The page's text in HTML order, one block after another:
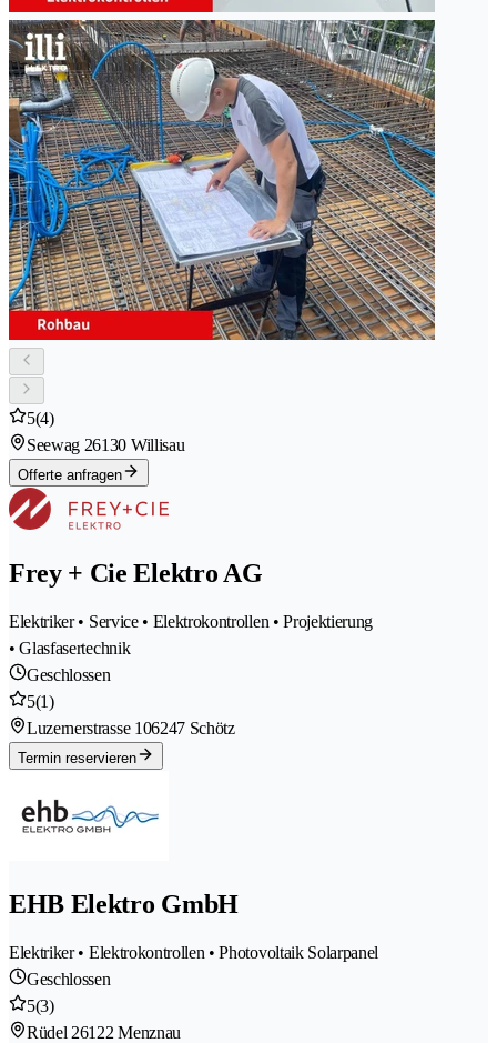
5(4)
Seewag 26130 Willisau
Offerte anfragen
Frey + Cie Elektro AG
Elektriker • Service • Elektrokontrollen • Projektierung
• Glasfasertechnik
Geschlossen
5(1)
Luzernerstrasse 106247 Schötz
Termin reservieren
EHB Elektro GmbH
Elektriker • Elektrokontrollen • Photovoltaik Solarpanel
Geschlossen
5(3)
Rüdel 26122 Menznau